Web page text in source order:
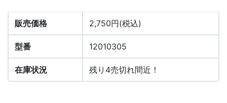
販売価格 2,750円(税込)
型番 12010305
在庫状況 残り4売切れ間近！